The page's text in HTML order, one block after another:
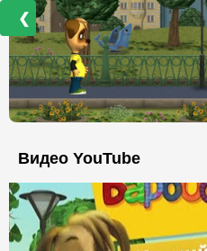
❮
Видео YouTube